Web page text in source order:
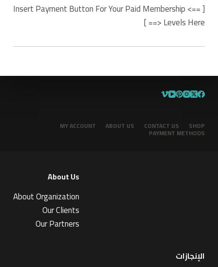
[ ==> Insert Payment Button For Your Paid Membership
Levels Here <== ]
SHOP
CONTACT US
ABOUT US
MY ACCOUNT
PAYMENT METHODS
About Us
About Organization
Our Clients
Our Partners
الإنجازات